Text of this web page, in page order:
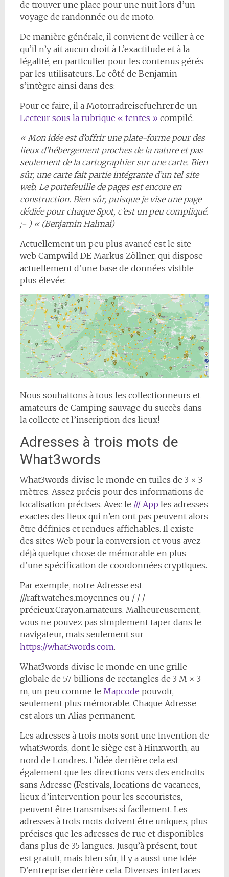
de trouver une place pour une nuit lors d’un
voyage de randonnée ou de moto.
De manière générale, il convient de veiller à ce
qu’il n’y ait aucun droit à L’exactitude et à la
légalité, en particulier pour les contenus gérés
par les utilisateurs. Le côté de Benjamin
s’intègre ainsi dans des:
Pour ce faire, il a Motorradreisefuehrer.de un
Lecteur sous la rubrique « tentes » compilé.
« Mon idée est d’offrir une plate-forme pour des
lieux d’hébergement proches de la nature et pas
seulement de la cartographier sur une carte. Bien
sûr, une carte fait partie intégrante d’un tel site
web. Le portefeuille de pages est encore en
construction. Bien sûr, puisque je vise une page
dédiée pour chaque Spot, c’est un peu compliqué.
;- ) « (Benjamin Halmai)
Actuellement un peu plus avancé est le site
web Campwild DE Markus Zöllner, qui dispose
actuellement d’une base de données visible
plus élevée:
Nous souhaitons à tous les collectionneurs et
amateurs de Camping sauvage du succès dans
la collecte et l’inscription des lieux!
Adresses à trois mots de
What3words
What3words divise le monde en tuiles de 3 × 3
mètres. Assez précis pour des informations de
localisation précises. Avec le /// App les adresses
exactes des lieux qui n’en ont pas peuvent alors
être définies et rendues affichables. Il existe
des sites Web pour la conversion et vous avez
déjà quelque chose de mémorable en plus
d’une spécification de coordonnées cryptiques.
Par exemple, notre Adresse est
///raft.watches.moyennes ou / / /
précieux.Crayon.amateurs. Malheureusement,
vous ne pouvez pas simplement taper dans le
navigateur, mais seulement sur
https://what3words.com.
What3words divise le monde en une grille
globale de 57 billions de rectangles de 3 M × 3
m, un peu comme le Mapcode pouvoir,
seulement plus mémorable. Chaque Adresse
est alors un Alias permanent.
Les adresses à trois mots sont une invention de
what3words, dont le siège est à Hinxworth, au
nord de Londres. L’idée derrière cela est
également que les directions vers des endroits
sans Adresse (Festivals, locations de vacances,
lieux d’intervention pour les secouristes,
peuvent être transmises si facilement. Les
adresses à trois mots doivent être uniques, plus
précises que les adresses de rue et disponibles
dans plus de 35 langues. Jusqu’à présent, tout
est gratuit, mais bien sûr, il y a aussi une idée
D’entreprise derrière cela. Diverses interfaces